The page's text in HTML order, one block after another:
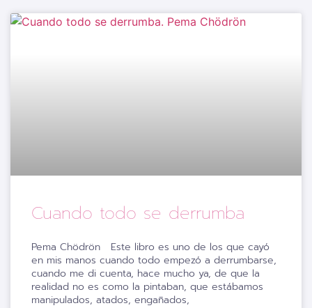
Cuando todo se derrumba
Pema Chödrön Este libro es uno de los que cayó
en mis manos cuando todo empezó a derrumbarse,
cuando me di cuenta, hace mucho ya, de que la
realidad no es como la pintaban, que estábamos
manipulados, atados, engañados,